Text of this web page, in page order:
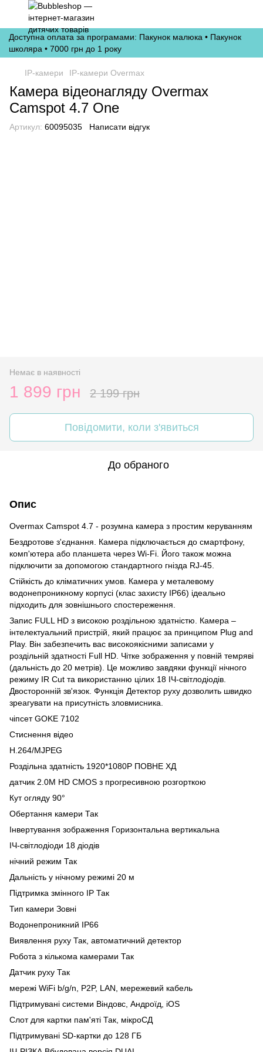
Доступна оплата за програмами: Пакунок малюка • Пакунок
школяра • 7000 грн до 1 року
IP-камери IP-камери Overmax
Камера відеонагляду Overmax
Camspot 4.7 One
Артикул: 60095035 Написати відгук
Немає в наявності
1 899 грн 2 199 грн
Повідомити, коли з'явиться
До обраного
Опис
Overmax Camspot 4.7 - розумна камера з простим керуванням
Бездротове з'єднання. Камера підключається до смартфону,
комп'ютера або планшета через Wi-Fi. Його також можна
підключити за допомогою стандартного гнізда RJ-45.
Стійкість до кліматичних умов. Камера у металевому
водонепроникному корпусі (клас захисту IP66) ідеально
підходить для зовнішнього спостереження.
Запис FULL HD з високою роздільною здатністю. Камера –
інтелектуальний пристрій, який працює за принципом Plug and
Play. Він забезпечить вас високоякісними записами у
роздільній здатності Full HD. Чітке зображення у повній темряві
(дальність до 20 метрів). Це можливо завдяки функції нічного
режиму IR Cut та використанню цілих 18 ІЧ-світлодіодів.
Двосторонній зв'язок. Функція Детектор руху дозволить швидко
зреагувати на присутність зловмисника.
чіпсет GOKE 7102
Стиснення відео
H.264/MJPEG
Роздільна здатність 1920*1080P ПОВНЕ ХД
датчик 2.0M HD CMOS з прогресивною розгорткою
Кут огляду 90°
Обертання камери Так
Інвертування зображення Горизонтальна вертикальна
ІЧ-світлодіоди 18 діодів
нічний режим Так
Дальність у нічному режимі 20 м
Підтримка змінного IP Так
Тип камери Зовні
Водонепроникний IP66
Виявлення руху Так, автоматичний детектор
Робота з кількома камерами Так
Датчик руху Так
мережі WiFi b/g/n, P2P, LAN, мережевий кабель
Підтримувані системи Віндовс, Андроїд, iOS
Слот для картки пам'яті Так, мікроСД
Підтримувані SD-картки до 128 ГБ